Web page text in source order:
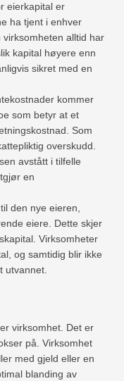
eierkapital er
ha tjent i enhver
alltid har
kapital høyere enn
sikret med en
kommer
som betyr at et
Som
overskudd.
avstått i tilfelle
en
den nye eieren,
eiere. Dette skjer
Virksomheter
og samtidig blir ikke
utvannet.
virksomhet. Det er
på. Virksomhet
med gjeld eller en
blanding av